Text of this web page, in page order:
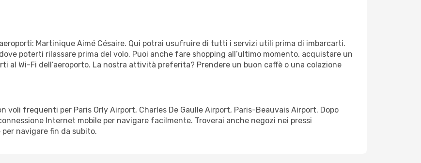
Martinique Aimé Césaire. Qui potrai usufruire di tutti i servizi utili prima di imbarcarti.
poterti rilassare prima del volo. Puoi anche fare shopping all’ultimo momento, acquistare un
al Wi-Fi dell’aeroporto. La nostra attività preferita? Prendere un buon caffè o una colazione
voli frequenti per Paris Orly Airport, Charles De Gaulle Airport, Paris-Beauvais Airport. Dopo
Internet mobile per navigare facilmente. Troverai anche negozi nei pressi
per navigare fin da subito.